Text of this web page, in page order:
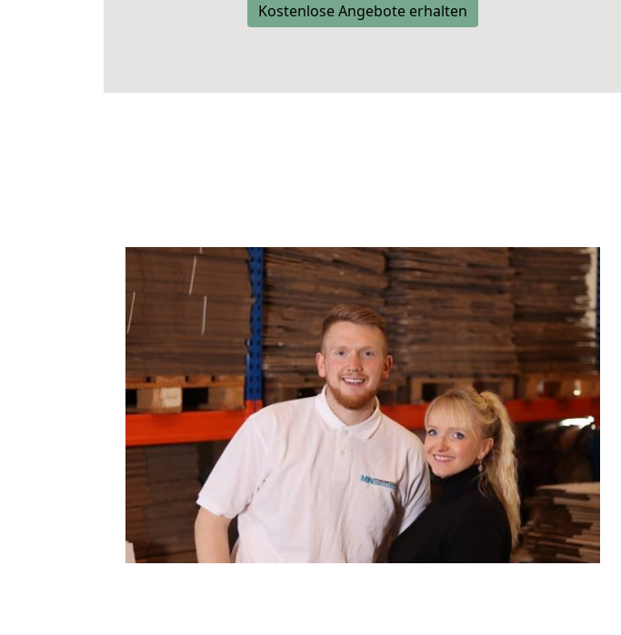
Kostenlose Angebote erhalten